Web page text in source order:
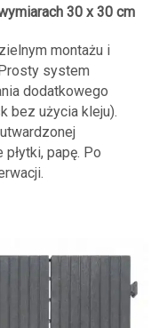
30 x 30 cm
montażu i
system
dodatkowego
bez użycia kleju).
papę. Po